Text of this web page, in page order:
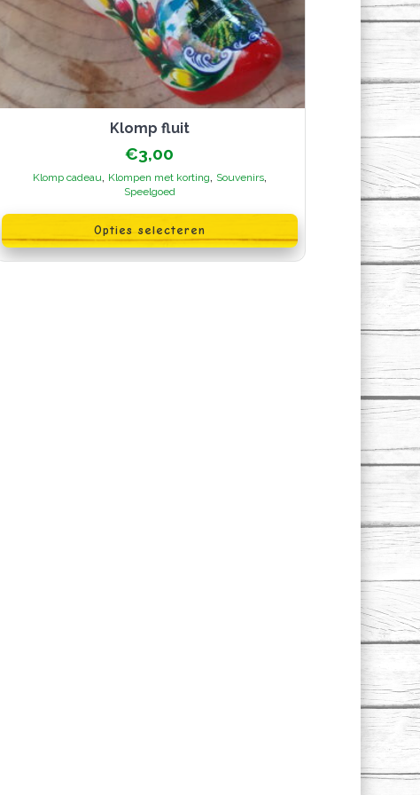
Klomp fluit
€3,00
Klomp cadeau Klompen met korting Souvenirs,
Speelgoed
Opties selecteren
product
heeft
meerdere
variaties.